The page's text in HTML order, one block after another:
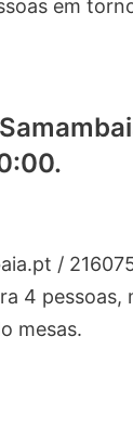
em
/
4
mesas.